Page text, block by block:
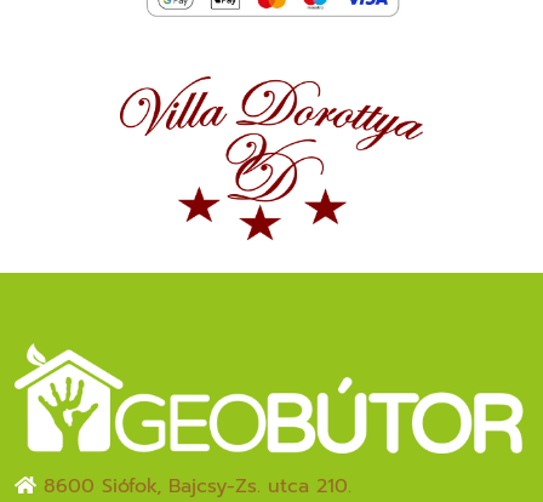
8600 Siófok, Bajcsy-Zs. utca 210.